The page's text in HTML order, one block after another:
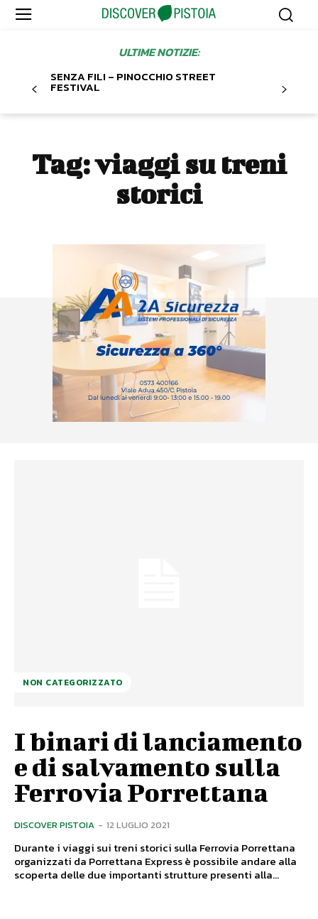
ULTIME NOTIZIE:
SENZA FILI – PINOCCHIO STREET
FESTIVAL
Tag:viaggi su treni
storici
NON CATEGORIZZATO
I binari di lanciamento
e di salvamento sulla
Ferrovia Porrettana
DISCOVER PISTOIA - 12 LUGLIO 2021
Durante i viaggi sui treni storici sulla Ferrovia Porrettana
organizzati da Porrettana Express è possibile andare alla
scoperta delle due importanti strutture presenti alla...